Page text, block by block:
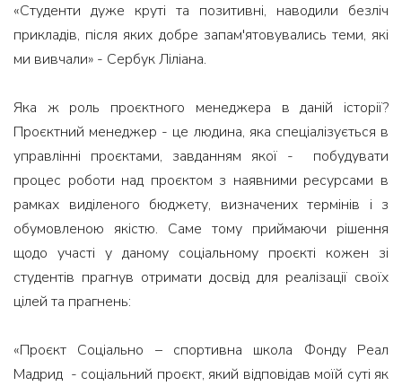
«Студенти дуже круті та позитивні, наводили безліч
прикладів, після яких добре запам'ятовувались теми, які
ми вивчали» - Сербук Ліліана.
Яка ж роль проєктного менеджера в даній історії?
Проєктний менеджер - це людина, яка спеціалізується в
управлінні проєктами, завданням якої - побудувати
процес роботи над проєктом з наявними ресурсами в
рамках виділеного бюджету, визначених термінів і з
обумовленою якістю. Саме тому приймаючи рішення
щодо участі у даному соціальному проєкті кожен зі
студентів прагнув отримати досвід для реалізації своїх
цілей та прагнень:
«Проєкт Соціально – спортивна школа Фонду Реал
Мадрид - соціальний проєкт, який відповідав моїй суті як